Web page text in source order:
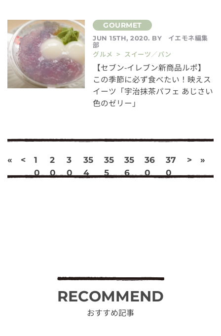
JUN 15TH, 2020. BY イエモネ編集
部
グルメ > スイーツ／パン
【セブン-イレブン新商品ルポ】
この季節に必ず食べたい！映えス
イーツ「宇治抹茶パフェ あじさい
色のゼリー」
« <
1
0
2
0
3
0
35
4
35
5
35
6
36
0
37
0
> »
RECOMMEND
おすすめ記事